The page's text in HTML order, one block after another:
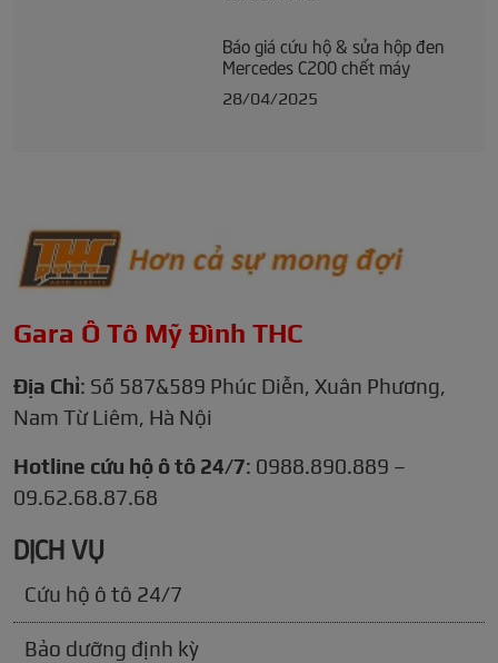
Báo giá cứu hộ & sửa hộp đen
Mercedes C200 chết máy
28/04/2025
Gara Ô Tô Mỹ Đình THC
Địa Chỉ: Số 587&589 Phúc Diễn, Xuân Phương,
Nam Từ Liêm, Hà Nội
Hotline cứu hộ ô tô 24/7: 0988.890.889 –
09.62.68.87.68
DỊCH VỤ
Cứu hộ ô tô 24/7
Bảo dưỡng định kỳ